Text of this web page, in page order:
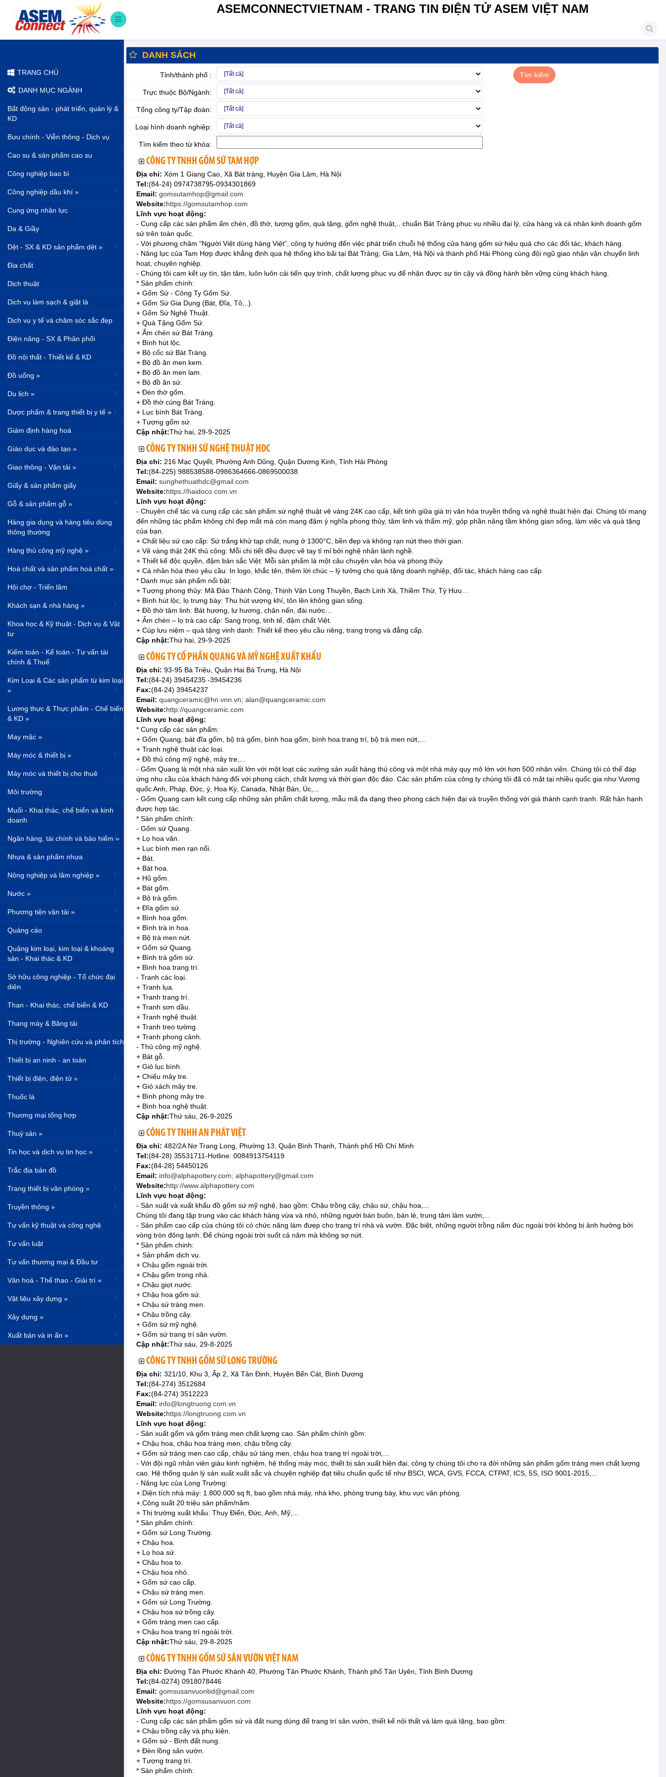
ASEMCONNECTVIETNAM - TRANG TIN ĐIỆN TỬ ASEM VIỆT NAM
TRANG CHỦ
DANH MỤC NGÀNH
Bất động sản - phát triển, quản lý &
KD
Bưu chính - Viễn thông - Dịch vụ
Cao su & sản phẩm cao su
Công nghiệp bao bì
Công nghiệp dầu khí »
Cung ứng nhân lực
Da & Giầy
Dệt - SX & KD sản phẩm dệt »
Địa chất
Dịch thuật
Dịch vụ làm sạch & giặt là
Dịch vụ y tế và chăm sóc sắc đẹp
Điện năng - SX & Phân phối
Đồ nội thất - Thiết kế & KD
Đồ uống »
Du lịch »
Dược phẩm & trang thiết bị y tế »
Giám định hàng hoá
Giáo dục và đào tạo »
Giao thông - Vận tải »
Giấy & sản phẩm giấy
Gỗ & sản phẩm gỗ »
Hàng gia dụng và hàng tiêu dùng
thông thường
Hàng thủ công mỹ nghệ »
Hoá chất và sản phẩm hoá chất »
Hội chợ - Triển lãm
Khách sạn & nhà hàng »
Khoa học & Kỹ thuật - Dịch vụ & Vật
tư
Kiểm toán - Kế toán - Tư vấn tài
chính & Thuế
Kim Loại & Các sản phẩm từ kim loại
»
Lương thực & Thực phẩm - Chế biến
& KD »
May mặc »
Máy móc & thiết bị »
Máy móc và thiết bị cho thuê
Môi trường
Muối - Khai thác, chế biến và kinh
doanh
Ngân hàng, tài chính và bảo hiểm »
Nhựa & sản phẩm nhựa
Nông nghiệp và lâm nghiệp »
Nước »
Phương tiện vận tải »
Quảng cáo
Quặng kim loại, kim loại & khoáng
sản - Khai thác & KD
Sở hữu công nghiệp - Tổ chức đại
diện
Than - Khai thác, chế biến & KD
Thang máy & Băng tải
Thị trường - Nghiên cứu và phân tích
Thiết bị an ninh - an toàn
Thiết bị điện, điện tử »
Thuốc lá
Thương mại tổng hợp
Thuỷ sản »
Tin học và dịch vụ tin học »
Trắc địa bản đồ
Trang thiết bị văn phòng »
Truyền thông »
Tư vấn kỹ thuật và công nghệ
Tư vấn luật
Tư vấn thương mại & Đầu tư
Văn hoá - Thể thao - Giải trí »
Vật liệu xây dựng »
Xây dựng »
Xuất bản và in ấn »
DANH SÁCH
Tỉnh/thành phố :
Trực thuộc Bộ/Ngành:
Tổng công ty/Tập đoàn:
Loại hình doanh nghiệp:
Tìm kiếm theo từ khóa:
CÔNG TY TNHH GỐM SỨ TAM HỢP
Địa chỉ: Xóm 1 Giang Cao, Xã Bát tràng, Huyện Gia Lâm, Hà Nội
Tel:(84-24) 0974738795-0934301869
Email: gomsutamhop@gmail.com
Website:https://gomsutamhop.com
Lĩnh vực hoạt động:
- Cung cấp các sản phẩm ấm chén, đồ thờ, tượng gốm, quà tặng, gốm nghệ thuật,.. chuẩn Bát Tràng phục vụ nhiều đại lý, cửa hàng và cá nhân kinh doanh gốm
sứ trên toàn quốc.
- Với phương châm “Người Việt dùng hàng Việt”, công ty hướng đến việc phát triển chuỗi hệ thống cửa hàng gốm sứ hiệu quả cho các đối tác, khách hàng.
- Năng lực của Tam Hợp được khẳng định qua hệ thống kho bãi tại Bát Tràng, Gia Lâm, Hà Nội và thành phố Hải Phòng cùng đội ngũ giao nhận vận chuyển linh
hoạt, chuyên nghiệp.
- Chúng tôi cam kết uy tín, tận tâm, luôn luôn cải tiến quy trình, chất lượng phục vụ để nhận được sự tin cậy và đồng hành bền vững cùng khách hàng.
* Sản phẩm chính:
+ Gốm Sứ - Công Ty Gốm Sứ.
+ Gốm Sứ Gia Dụng (Bát, Đĩa, Tô,..).
+ Gốm Sứ Nghệ Thuật.
+ Quà Tặng Gốm Sứ.
+ Ấm chén sứ Bát Tràng.
+ Bình hút lộc.
+ Bộ cốc sứ Bát Tràng.
+ Bộ đồ ăn men kem.
+ Bộ đồ ăn men lam.
+ Bộ đồ ăn sứ.
+ Đèn thờ gốm.
+ Đồ thờ cúng Bát Tràng.
+ Lục bình Bát Tràng.
+ Tượng gốm sứ.
Cập nhật:Thứ hai, 29-9-2025
CÔNG TY TNHH SỨ NGHỆ THUẬT HDC
Địa chỉ: 216 Mạc Quyết, Phường Anh Dũng, Quận Dương Kinh, Tỉnh Hải Phòng
Tel:(84-225) 988538588-0986364666-0869500038
Email: sunghethuathdc@gmail.com
Website:https://haidoco.com.vn
Lĩnh vực hoạt động:
- Chuyên chế tác và cung cấp các sản phẩm sứ nghệ thuật vẽ vàng 24K cao cấp, kết tinh giữa giá trị văn hóa truyền thống và nghệ thuật hiện đại. Chúng tôi mang
đến những tác phẩm không chỉ đẹp mắt mà còn mang đậm ý nghĩa phong thủy, tâm linh và thẩm mỹ, góp phần nâng tầm không gian sống, làm việc và quà tặng
của bạn.
+ Chất liệu sứ cao cấp: Sứ trắng khử tạp chất, nung ở 1300°C, bền đẹp và không rạn nứt theo thời gian.
+ Vẽ vàng thật 24K thủ công: Mỗi chi tiết đều được vẽ tay tỉ mỉ bởi nghệ nhân lành nghề.
+ Thiết kế độc quyền, đậm bản sắc Việt: Mỗi sản phẩm là một câu chuyện văn hóa và phong thủy.
+ Cá nhân hóa theo yêu cầu: In logo, khắc tên, thêm lời chúc – lý tưởng cho quà tặng doanh nghiệp, đối tác, khách hàng cao cấp.
* Danh mục sản phẩm nổi bật:
+ Tượng phong thủy: Mã Đáo Thành Công, Thịnh Vận Long Thuyền, Bạch Linh Xà, Thiềm Thừ, Tỳ Hưu…
+ Bình hút lộc, lọ trưng bày: Thu hút vượng khí, tôn lên không gian sống.
+ Đồ thờ tâm linh: Bát hương, lư hương, chân nến, đài nước…
+ Ấm chén – lọ trà cao cấp: Sang trọng, tinh tế, đậm chất Việt.
+ Cúp lưu niệm – quà tặng vinh danh: Thiết kế theo yêu cầu riêng, trang trọng và đẳng cấp.
Cập nhật:Thứ hai, 29-9-2025
CÔNG TY CỔ PHẦN QUANG VÀ MỸ NGHỆ XUẤT KHẨU
Địa chỉ: 93-95 Bà Triệu, Quận Hai Bà Trưng, Hà Nội
Tel:(84-24) 39454235 -39454236
Fax:(84-24) 39454237
Email: quangceramic@hn.vnn.vn; alan@quangceramic.com
Website:http://quangceramic.com
Lĩnh vực hoạt động:
* Cung cấp các sản phẩm:
+ Gốm Quang, bát đĩa gốm, bộ trà gốm, bình hoa gốm, bình hoa trang trí, bộ trà men nứt,...
+ Tranh nghệ thuật các loại.
+ Đồ thủ công mỹ nghệ, mây tre,...
- Gốm Quang là một nhà sản xuất lớn với một loạt các xưởng sản xuất hàng thủ công và một nhà máy quy mô lớn với hơn 500 nhân viên. Chúng tôi có thể đáp
ứng nhu cầu của khách hàng đối với phong cách, chất lượng và thời gian độc đáo. Các sản phẩm của công ty chúng tôi đã có mặt tại nhiều quốc gia như Vương
quốc Anh, Pháp, Đức, ý, Hoa Kỳ, Canada, Nhật Bản, Úc,...
- Gốm Quang cam kết cung cấp những sản phẩm chất lượng, mẫu mã đa dạng theo phong cách hiện đại và truyền thống với giá thành cạnh tranh. Rất hân hạnh
được hợp tác.
* Sản phẩm chính:
- Gốm sứ Quang.
+ Lọ hoa văn.
+ Lục bình men rạn nổi.
+ Bát.
+ Bát hoa.
+ Hũ gốm.
+ Bát gốm.
+ Bộ trà gốm.
+ Đĩa gốm sứ.
+ Bình hoa gốm.
+ Bình trà in hoa.
+ Bộ trà men nứt.
+ Gốm sứ Quang.
+ Bình trà gốm sứ.
+ Bình hoa trang trí.
- Tranh các loại.
+ Tranh lụa.
+ Tranh trang trí.
+ Tranh sơn dầu.
+ Tranh nghệ thuật.
+ Tranh treo tường.
+ Tranh phong cảnh.
- Thủ công mỹ nghệ.
+ Bát gỗ.
+ Giỏ lục bình.
+ Chiếu mây tre.
+ Giỏ xách mây tre.
+ Bình phong mây tre.
+ Bình hoa nghệ thuật.
Cập nhật:Thứ sáu, 26-9-2025
CÔNG TY TNHH AN PHÁT VIỆT
Địa chỉ: 482/2A Nơ Trang Long, Phường 13, Quận Bình Thạnh, Thành phố Hồ Chí Minh
Tel:(84-28) 35531711-Hotline: 0084913754119
Fax:(84-28) 54450126
Email: info@alphapottery.com; alphapottery@gmail.com
Website:http://www.alphapottery.com
Lĩnh vực hoạt động:
- Sản xuất và xuất khẩu đồ gốm sứ mỹ nghệ, bao gồm: Chậu trồng cây, chậu sứ, chậu hoa,...
Chúng tôi đang tập trung vào các khách hàng vừa và nhỏ, những người bán buôn, bán lẻ, trung tâm làm vườn,...
- Sản phẩm cao cấp của chúng tôi có chức năng làm đưẹp cho trang trí nhà và vườn. Đặc biệt, những người trồng nấm đúc ngoài trời không bị ảnh hưởng bởi
vòng tròn đông lạnh. Để chúng ngoài trời suốt cả năm mà không sợ nứt.
* Sản phẩm chinh:
+ Sản phẩm dịch vụ.
+ Chậu gốm ngoài trời.
+ Chậu gốm trong nhà.
+ Chậu giọt nước.
+ Chậu hoa gốm sứ.
+ Chậu sứ tráng men.
+ Chậu trồng cây.
+ Gốm sứ mỹ nghệ.
+ Gốm sứ trang trí sân vườn.
Cập nhật:Thứ sáu, 29-8-2025
CÔNG TY TNHH GỐM SỨ LONG TRƯỜNG
Địa chỉ: 321/10, Khu 3, Ấp 2, Xã Tân Định, Huyện Bến Cát, Bình Dương
Tel:(84-274) 3512684
Fax:(84-274) 3512223
Email: info@longtruong.com.vn
Website:https://longtruong.com.vn
Lĩnh vực hoạt động:
- Sản xuất gốm và gốm tráng men chất lượng cao. Sản phẩm chính gồm:
+ Chậu hoa, chậu hoa tráng men, chậu trồng cây.
+ Gốm sứ tráng men cao cấp, chậu sứ táng men, chậu hoa trang trí ngoài trời,...
- Với đội ngũ nhân viên giàu kinh nghiệm, hệ thống máy móc, thiết bị sản xuất hiện đại, công ty chúng tôi cho ra đời những sản phẩm gốm tráng men chất lượng
cao. Hệ thống quản lý sản xuất xuất sắc và chuyên nghiệp đạt tiêu chuẩn quốc tế như BSCI, WCA, GVS, FCCA, CTPAT, ICS, 5S, ISO 9001-2015,...
- Năng lực của Long Trường:
+.Diện tích nhà máy: 1.800.000 sq ft, bao gồm nhà máy, nhà kho, phòng trưng bày, khu vực văn phòng.
+.Công suất 20 triệu sản phẩm/năm.
+ Thị trường xuất khẩu: Thụy Điển, Đức, Anh, Mỹ,...
* Sản phẩm chính:
+ Gốm sứ Long Trường.
+ Chậu hoa.
+ Lọ hoa sứ.
+ Chậu hoa to.
+ Chậu hoa nhỏ.
+ Gốm sứ cao cấp.
+ Chậu sứ tráng men.
+ Gốm sứ Long Trường.
+ Chậu hoa sứ trồng cây.
+ Gốm tráng men cao cấp.
+ Chậu hoa trang trí ngoài trời.
Cập nhật:Thứ sáu, 29-8-2025
CÔNG TY TNHH GỐM SỨ SÂN VƯỜN VIỆT NAM
Địa chỉ: Đường Tân Phước Khánh 40, Phường Tân Phước Khánh, Thành phố Tân Uyên, Tỉnh Bình Dương
Tel:(84-0274) 0918078446
Email: gomsusanvuonbd@gmail.com
Website:https://gomsusanvuon.com
Lĩnh vực hoạt động:
- Cung cấp các sản phẩm gốm sứ và đất nung dùng để trang trí sân vườn, thiết kế nội thất và làm quà tặng, bao gồm:
+ Chậu trồng cây và phụ kiện.
+ Gốm sứ - Bình đất nung.
+ Đèn lồng sân vườn.
+ Tượng trang trí.
* Sản phẩm chính: